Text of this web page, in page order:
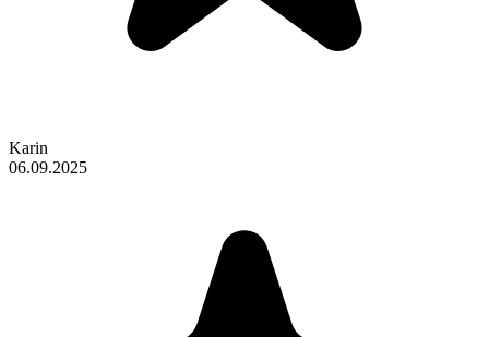
Karin
06.09.2025